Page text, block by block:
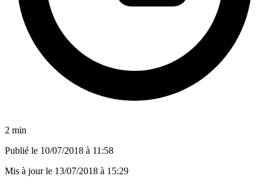
2 min
Publié le 10/07/2018 à 11:58
Mis à jour le 13/07/2018 à 15:29